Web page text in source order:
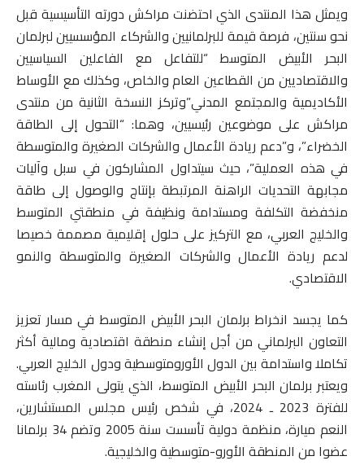
ويمثل هذا المنتدى الذي احتضنت مراكش دورته التأسيسية قبل
نحو سنتين، فرصة قيمة للبرلمانيين والشركاء المؤسسيين لبرلمان
البحر الأبيض المتوسط “للتفاعل مع الفاعلين السياسيين
والاقتصاديين من القطاعين العام والخاص، وكذلك مع الأوساط
الأكاديمية والمجتمع المدني”وتركز النسخة الثانية من منتدى
مراكش على موضوعين رئيسيين، وهما: “التحول إلى الطاقة
الخضراء”، و”دعم ريادة الأعمال والشركات الصغيرة والمتوسطة
في هذه العملية”، حيث سيتداول المشاركون في سبل وآليات
مجابهة التحديات الراهنة المرتبطة بإنتاج والوصول إلى طاقة
منخفضة التكلفة ومستدامة ونظيفة في منطقتي المتوسط
والخليج العربي، مع التركيز على حلول إقليمية مصممة خصيصا
لدعم ريادة الأعمال والشركات الصغيرة والمتوسطة والنمو
الاقتصادي.
كما يجسد انخراط برلمان البحر الأبيض المتوسط في مسار تعزيز
التعاون البرلماني من أجل إنشاء منطقة اقتصادية ومالية أكثر
تكاملا واستدامة بين الدول الأورومتوسطية ودول الخليج العربي.
ويعتبر برلمان البحر الأبيض المتوسط، الذي يتولى المغرب رئاسته
للفترة 2023 ـ 2024، في شخص رئيس مجلس المستشارين،
النعم ميارة، منظمة دولية تأسست سنة 2005 وتضم 34 برلمانا
عضوا من المنطقة الأورو-متوسطية والخليجية.